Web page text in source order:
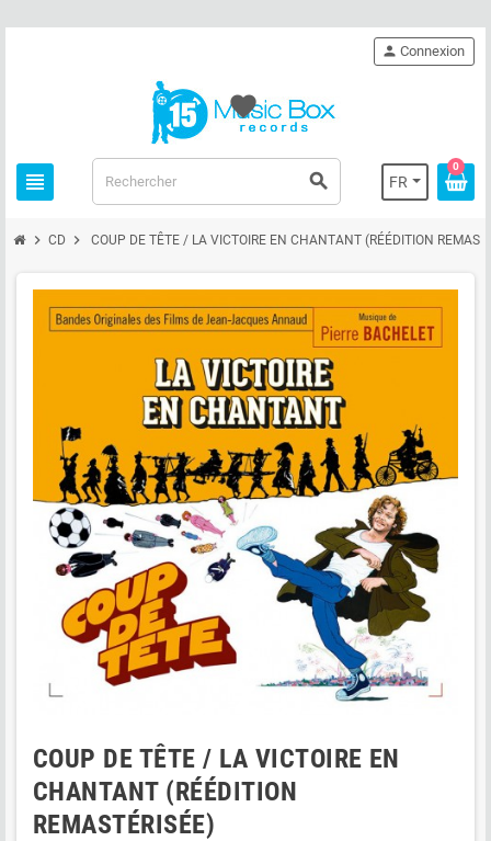
view_headline search FR
person Connexion
0
favorite
chevron_right CD chevron_right COUP DE TÊTE / LA VICTOIRE EN CHANTANT (RÉÉDITION
COUP DE TÊTE / LA VICTOIRE EN
CHANTANT (RÉÉDITION
REMASTÉRISÉE)